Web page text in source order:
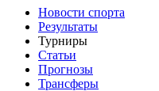
Новости спорта
Результаты
Турниры
Статьи
Прогнозы
Трансферы